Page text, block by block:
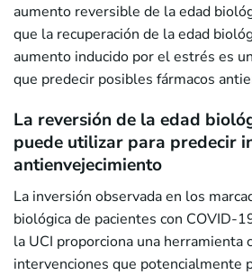
aumento reversible de la edad
que la recuperación de la edad
aumento inducido por el estrés es
que predecir posibles fármacos
La reversión de la edad
puede utilizar para predecir
antienvejecimiento
La inversión observada en los
biológica de pacientes con COVID-
la UCI proporciona una herramienta
intervenciones que potencialmente